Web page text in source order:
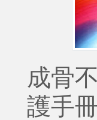
成骨
護手